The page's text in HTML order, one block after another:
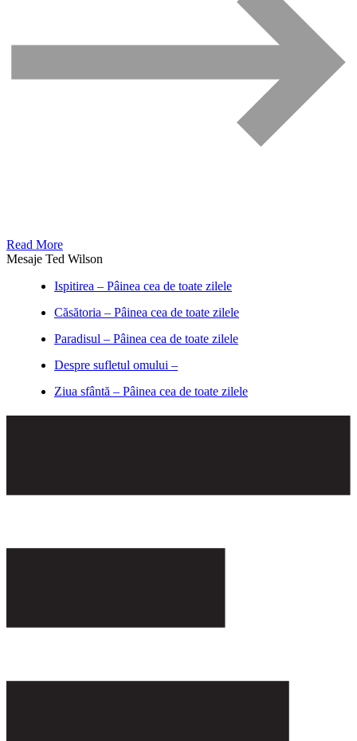
Read More
Mesaje Ted Wilson
Ispitirea – Pâinea cea de toate zilele
Căsătoria – Pâinea cea de toate zilele
Paradisul – Pâinea cea de toate zilele
Despre sufletul omului –
Ziua sfântă – Pâinea cea de toate zilele